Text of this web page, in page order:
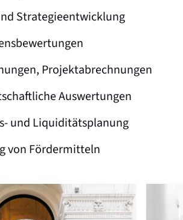
Strategieentwicklung
Projektabrechnungen
Auswertungen
und Liquiditätsplanung
von Fördermitteln